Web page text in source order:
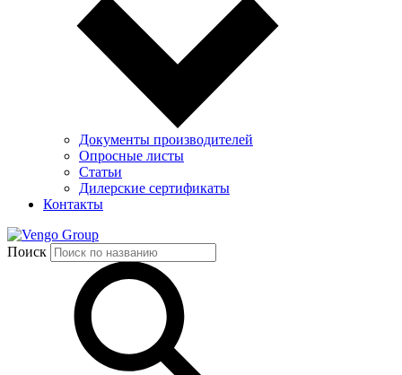
Документы производителей
Опросные листы
Статьи
Дилерские сертификаты
Контакты
Group
Поиск